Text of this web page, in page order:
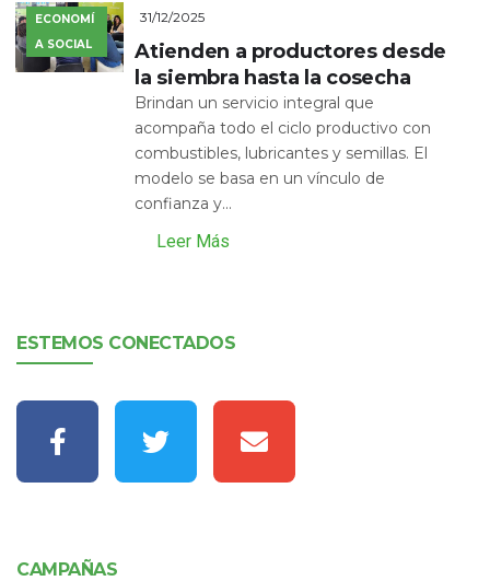
ECONOMÍ
A SOCIAL
31/12/2025
Atienden a productores desde
la siembra hasta la cosecha
Brindan un servicio integral que
acompaña todo el ciclo productivo con
combustibles, lubricantes y semillas. El
modelo se basa en un vínculo de
confianza y...
Leer Más
ESTEMOS CONECTADOS
CAMPAÑAS